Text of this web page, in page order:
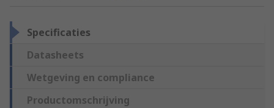
Specificaties
Datasheets
Wetgeving en compliance
Productomschrijving